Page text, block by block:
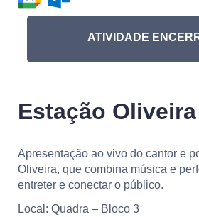
ATIVIDADE
Estação Oliveira
Apresentação ao vivo do cantor e
Oliveira, que combina música e
entreter e conectar o público.
Local: Quadra – Bloco 3